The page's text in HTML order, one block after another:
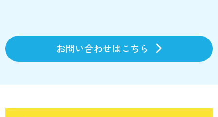
お問い合わせはこちら